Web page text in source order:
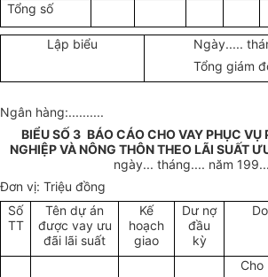
Tổng số
Lập biểu
Ngày.....
Tổng giám
Ngân hàng:..........
BIỂU SỐ 3 BÁO CÁO CHO VAY PHỤC VỤ
NGHIỆP VÀ NÔNG THÔN THEO LÃI SUẤT
ngày... tháng.... năm
Đơn vị: Triệu đồng
Số
TT
Tên dự án
được vay ưu
đãi lãi suất
Kế
hoạch
giao
Dư nợ
đầu
kỳ
Cho